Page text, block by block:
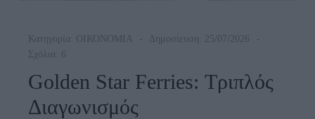
Κατηγορία: ΟΙΚΟΝΟΜΙΑ
Δημοσίευση: 25/07/2026
Σχόλια: 6
Golden Star Ferries: Τριπλός
Διαγωνισμός